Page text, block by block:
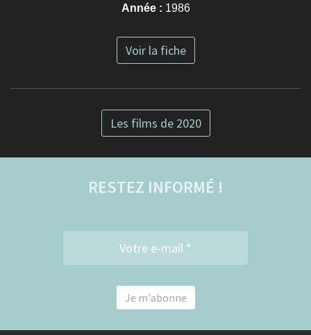
Année : 1986
Voir la fiche
Les films de 2020
RESTEZ INFORMÉ !